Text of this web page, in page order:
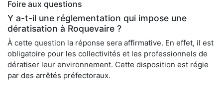
Foire aux questions
Y a-t-il une réglementation qui impose une
dératisation à Roquevaire ?
À cette question la réponse sera affirmative. En effet, il est
obligatoire pour les collectivités et les professionnels de
dératiser leur environnement. Cette disposition est régie
par des arrêtés préfectoraux.